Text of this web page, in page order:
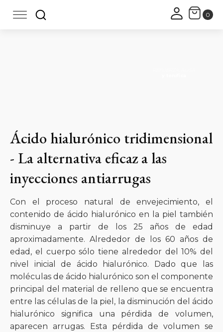
Ácido hialurónico tridimensional
- La alternativa eficaz a las
inyecciones antiarrugas
Con el proceso natural de envejecimiento, el
contenido de ácido hialurónico en la piel también
disminuye a partir de los 25 años de edad
aproximadamente. Alrededor de los 60 años de
edad, el cuerpo sólo tiene alrededor del 10% del
nivel inicial de ácido hialurónico. Dado que las
moléculas de ácido hialurónico son el componente
principal del material de relleno que se encuentra
entre las células de la piel, la disminución del ácido
hialurónico significa una pérdida de volumen,
aparecen arrugas. Esta pérdida de volumen se